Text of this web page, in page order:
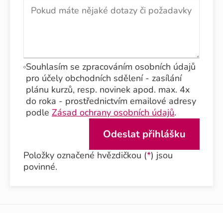
Souhlasím se zpracováním osobních údajů
pro účely obchodních sdělení - zasílání
plánu kurzů, resp. novinek apod. max. 4x
do roka - prostřednictvím emailové adresy
podleZásad ochrany osobních údajů.
Položky označené hvězdičkou (*) jsou
povinné.